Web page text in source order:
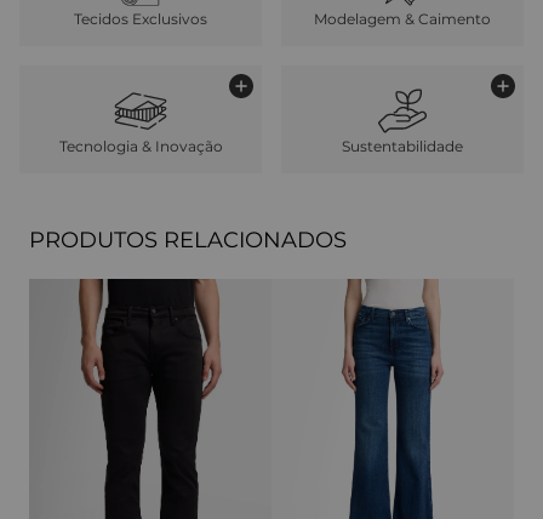
Tecidos Exclusivos Modelagem & Caimento
Tecnologia & Inovação Sustentabilidade
PRODUTOS RELACIONADOS